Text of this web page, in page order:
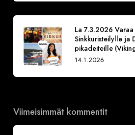
La 7.3.2026
Sinkkuristeilylle ja
pikadeiteille
14.1.2026
Viimeisimmät kommentit